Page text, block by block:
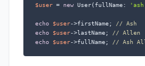
$user = new User(fullName:
echo $user->firstName;
// Ash
echo
$user->lastName;
// Allen
echo
$user->fullName; // Ash